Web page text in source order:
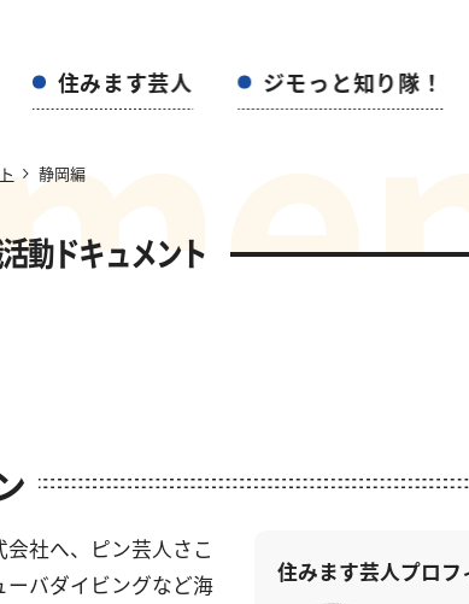
住みます芸人 ジモっと知り隊！
静岡編 e
動ドキュメント
社へ、ピン芸人さこ
バダイビングなど海
住みます芸人プロフ